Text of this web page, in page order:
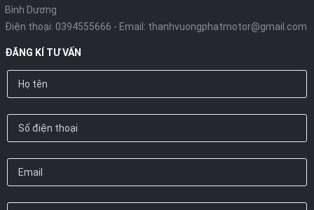
Bình Dương
Điện thoại: 0394555666 - Email: thanhvuongphatmotor@gmail.com
ĐĂNG KÍ TƯ VẤN